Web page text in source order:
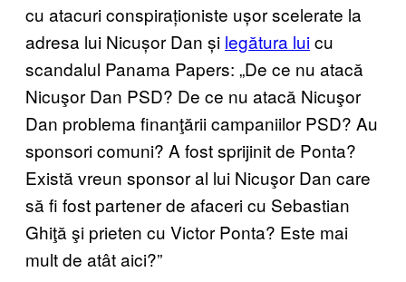
cu atacuri conspiraționiste ușor scelerate la
adresa lui Nicușor Dan și legătura luicu
scandalul Panama Papers: „De ce nu atacă
Nicuşor Dan PSD? De ce nu atacă Nicuşor
Dan problema finanţării campaniilor PSD? Au
sponsori comuni? A fost sprijinit de Ponta?
Există vreun sponsor al lui Nicuşor Dan care
să fi fost partener de afaceri cu Sebastian
Ghiţă şi prieten cu Victor Ponta? Este mai
mult de atât aici?”